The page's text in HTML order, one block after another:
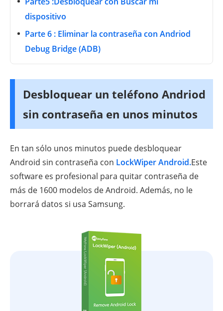
dispositivo
Parte 6 : Eliminar la contraseña con Andriod
Debug Bridge (ADB)
Desbloquear un teléfono Andriod
sin contraseña en unos minutos
En tan sólo unos minutos puede desbloquear
Android sin contraseña con LockWiper Android.Este
software es profesional para quitar contraseña de
más de 1600 modelos de Android. Además, no le
borrará datos si usa Samsung.